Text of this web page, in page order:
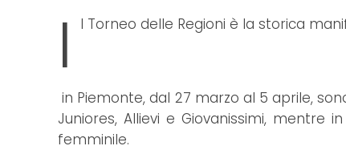
I l Torneo delle Regioni è la storica
in Piemonte, dal 27 marzo al 5 aprile,
Juniores, Allievi e Giovanissimi, mentre
femminile.